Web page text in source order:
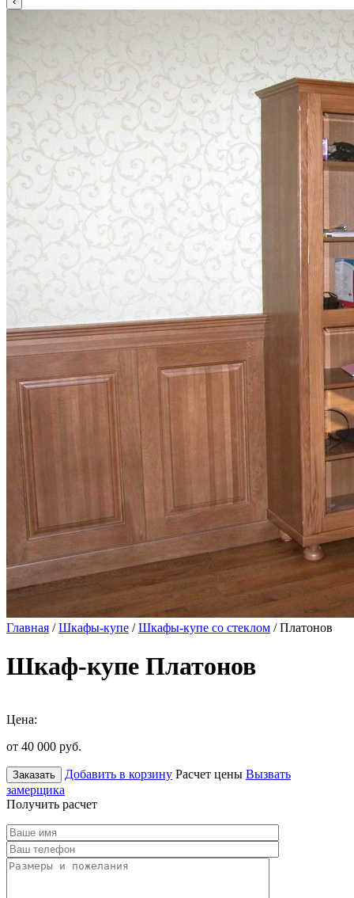
Главная /Шкафы-купе /Шкафы-купе со стеклом / Платонов
Шкаф-купе Платонов
Цена:
от 40 000 руб.
Заказать Добавить в корзину Расчет цены Вызвать
замерщика
Получить расчет